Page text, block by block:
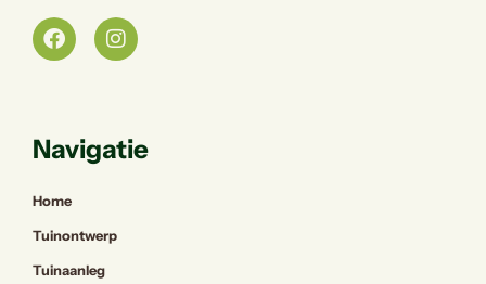
Navigatie
Home
Tuinontwerp
Tuinaanleg